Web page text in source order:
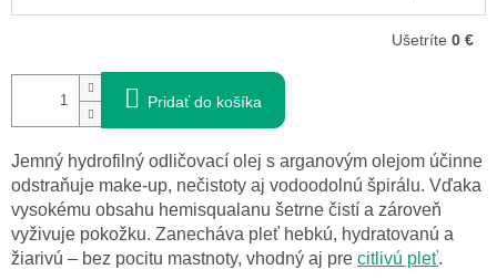
Ušetríte 0 €
Pridať do košíka
Jemný hydrofilný odličovací olej s arganovým olejom účinne
odstraňuje make-up, nečistoty aj vodoodolnú špirálu. Vďaka
vysokému obsahu hemisqualanu šetrne čistí a zároveň
vyživuje pokožku. Zanecháva pleť hebkú, hydratovanú a
žiarivú – bez pocitu mastnoty, vhodný aj pre citlivú pleť.